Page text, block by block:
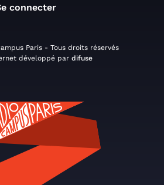
connecter
Paris - Tous droits réservés
développé par difuse